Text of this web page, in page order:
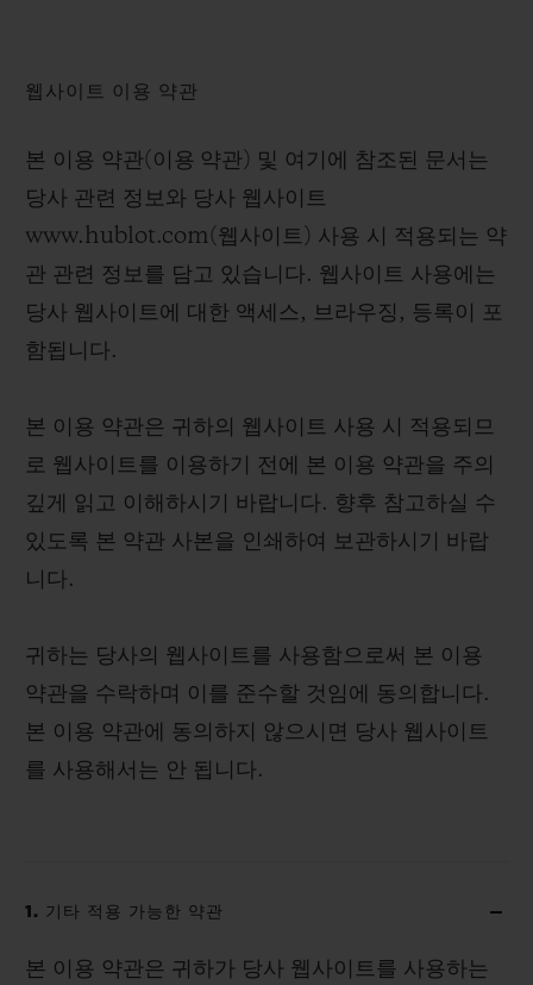
웹사이트 이용 약관
본 이용 약관( 이용 약관) 및 여기에 참조된 문서는
당사 관련 정보와 당사 웹사이트
www.hublot.com(웹사이트) 사용 시 적용되는 약
관 관련 정보를 담고 있습니다. 웹사이트 사용에는
당사 웹사이트에 대한 액세스, 브라우징, 등록이 포
함됩니다.
본 이용 약관은 귀하의 웹사이트 사용 시 적용되므
로 웹사이트를 이용하기 전에 본 이용 약관을 주의
깊게 읽고 이해하시기 바랍니다. 향후 참고하실 수
있도록 본 약관 사본을 인쇄하여 보관하시기 바랍
니다.
귀하는 당사의 웹사이트를 사용함으로써 본 이용
약관을 수락하며 이를 준수할 것임에 동의합니다.
본 이용 약관에 동의하지 않으시면 당사 웹사이트
를 사용해서는 안 됩니다.
1. 기타 적용 가능한 약관
본 이용 약관은 귀하가 당사 웹사이트를 사용하는